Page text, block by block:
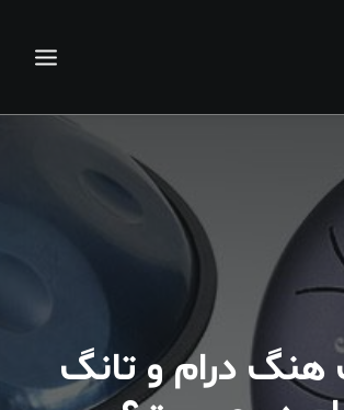
جستجو
هنگ درام و تانگ